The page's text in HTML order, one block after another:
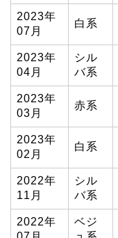
2023年
07月
白系
2023年
04月
シル
バ系
2023年
03月
赤系
2023年
02月
白系
2022年
11月
シル
バ系
2022年
ベジ